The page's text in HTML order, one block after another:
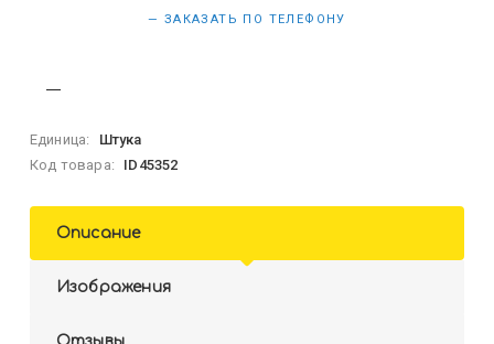
— ЗАКАЗАТЬ ПО ТЕЛЕФОНУ
Единица:
Штука
Код товара:
ID45352
Описание
Изображения